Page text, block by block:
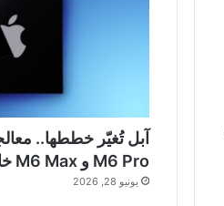
M6 Pro و M6 Max خارج الحسابات
يونيو 28, 2026